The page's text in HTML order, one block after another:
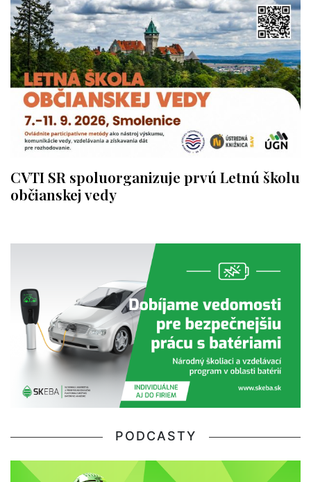
CVTI SR spoluorganizuje prvú Letnú školu
občianskej vedy
PODCASTY